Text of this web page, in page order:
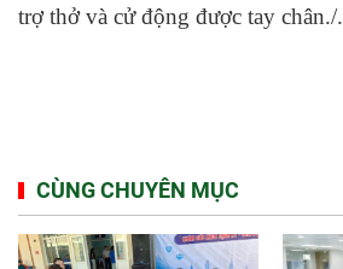
trợ thở và cử động được tay chân./.
CÙNG CHUYÊN MỤC